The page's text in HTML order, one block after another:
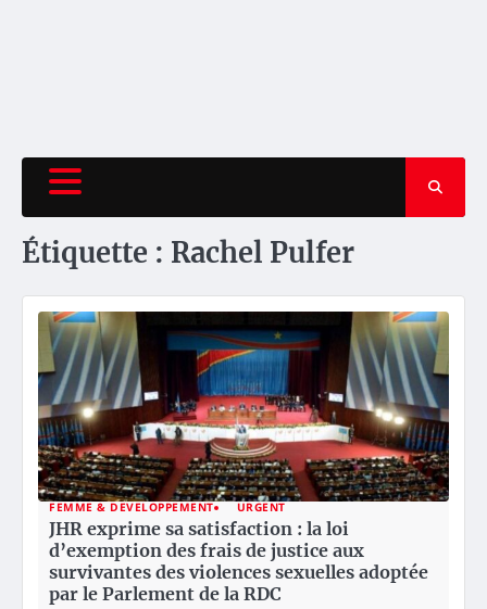
Étiquette : Rachel Pulfer
FEMME & DEVELOPPEMENT URGENT
JHR exprime sa satisfaction : la loi
d’exemption des frais de justice aux
survivantes des violences sexuelles adoptée
par le Parlement de la RDC